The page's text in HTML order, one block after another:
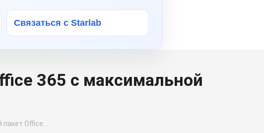
365 с максимальной
Office…
Связаться с Starlab